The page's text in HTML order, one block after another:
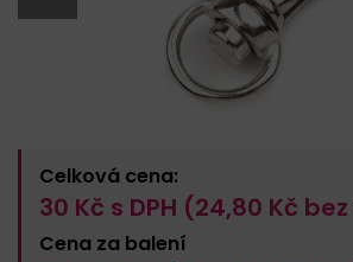
Celková cena:
30 Kč s DPH (24,80 Kč bez
Cena za balení